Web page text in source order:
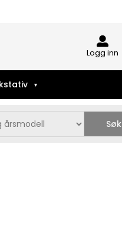
Logg inn
Søk